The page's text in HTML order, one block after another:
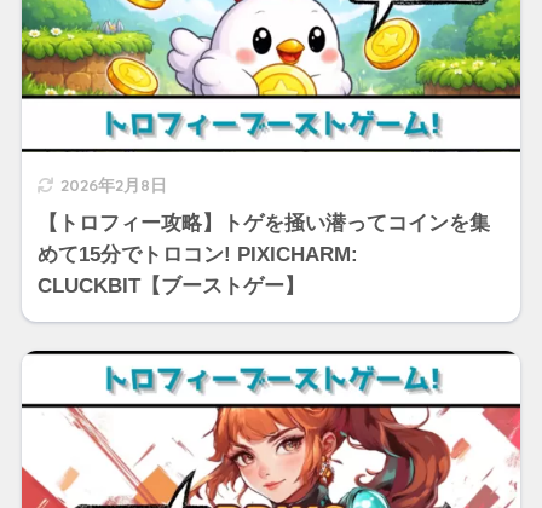
2026年2月8日
【トロフィー攻略】トゲを掻い潜ってコインを集
めて15分でトロコン! PIXICHARM:
CLUCKBIT【ブーストゲー】